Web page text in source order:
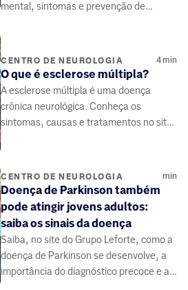
mental, sintomas e prevenção de
CENTRO DE NEUROLOGIA 4min
O que é esclerose múltipla?
A esclerose múltipla é uma doença
crônica neurológica. Conheça os
sintomas, causas e tratamentos no site
CENTRO DE NEUROLOGIA min
Doença de Parkinson também
pode atingir jovens adultos:
saiba os sinais da doença
Saiba, no site do Grupo Leforte, como a
doença de Parkinson se desenvolve, a
importância do diagnóstico precoce e as